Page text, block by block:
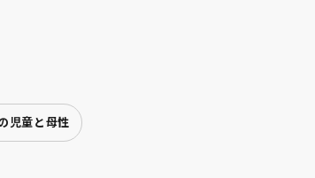
児童と母性